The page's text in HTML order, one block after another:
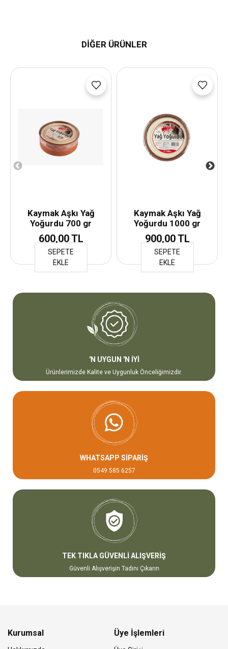
DİĞER ÜRÜNLER
Kaymak Aşkı Yağ
Yoğurdu 700 gr
600,00 TL
SEPETE
EKLE
Kaymak Aşkı Yağ
Yoğurdu 1000 gr
900,00 TL
SEPETE
EKLE
'N UYGUN 'N İYİ
Ürünlerimizde Kalite ve Uygunluk Önceliğimizdir.
WHATSAPP SİPARİŞ
0549 585 6257
TEK TIKLA GÜVENLİ ALIŞVERİŞ
Güvenli Alışverişin Tadını Çıkarın
Kurumsal Üye İşlemleri